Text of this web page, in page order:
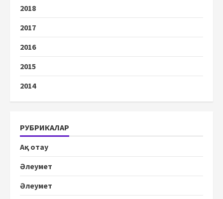
2018
2017
2016
2015
2014
РУБРИКАЛАР
Ақ отау
Әлеумет
Әлеумет